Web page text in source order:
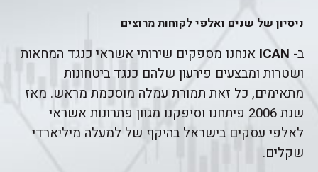
ניסיון של שנים ואלפי לקוחות מרוצים
ב- ICAN אנחנו מספקים שירותי אשראי כנגד המחאות
ושטרות ומבצעים פירעון שלהם כנגד ביטחונות
מתאימים, כל זאת תמורת עמלה מוסכמת מראש. מאז
שנת 2006 פיתחנו וסיפקנו מגוון פתרונות אשראי
לאלפי עסקים בישראל בהיקף של למעלה מיליארדי
שקלים.